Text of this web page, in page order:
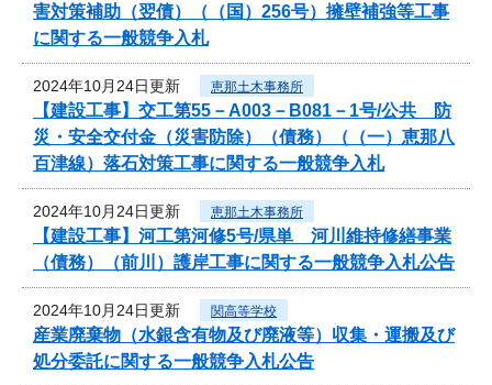
害対策補助（翌債）（（国）256号）擁壁補強等工事
に関する一般競争入札
2024年10月24日更新 恵那土木事務所
【建設工事】交工第55－A003－B081－1号/公共 防
災・安全交付金（災害防除）（債務）（（一）恵那八
百津線）落石対策工事に関する一般競争入札
2024年10月24日更新 恵那土木事務所
【建設工事】河工第河修5号/県単 河川維持修繕事業
（債務）（前川）護岸工事に関する一般競争入札公告
2024年10月24日更新 関高等学校
産業廃棄物（水銀含有物及び廃液等）収集・運搬及び
処分委託に関する一般競争入札公告